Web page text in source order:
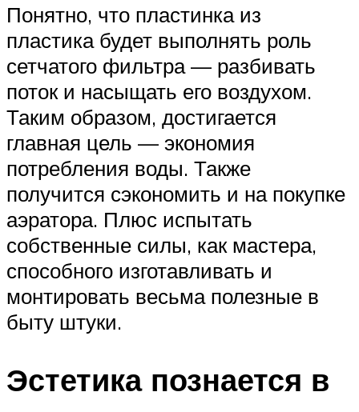
Понятно, что пластинка из
пластика будет выполнять роль
сетчатого фильтра — разбивать
поток и насыщать его воздухом.
Таким образом, достигается
главная цель — экономия
потребления воды. Также
получится сэкономить и на покупке
аэратора. Плюс испытать
собственные силы, как мастера,
способного изготавливать и
монтировать весьма полезные в
быту штуки.
Эстетика познается в